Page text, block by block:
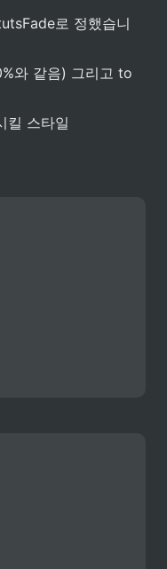
로 정했습니
와 같음) 그리고 to
킬 스타일